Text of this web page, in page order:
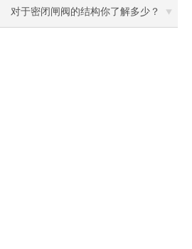
对于密闭闸阀的结构你了解多少？